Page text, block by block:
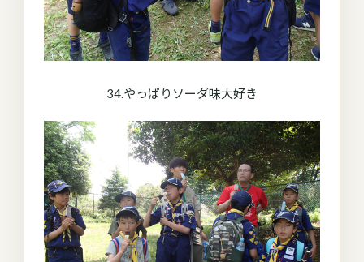
34.やっぱりソーダ味大好き